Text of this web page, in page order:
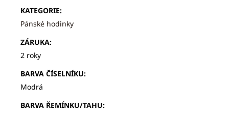
KATEGORIE:
Pánské hodinky
ZÁRUKA:
2 roky
BARVA ČÍSELNÍKU:
Modrá
BARVA ŘEMÍNKU/TAHU: